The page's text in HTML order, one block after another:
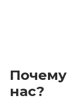
нас?